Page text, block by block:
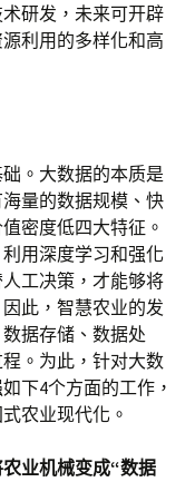
研发，未来可开辟
利用的多样化和高
。大数据的本质是
量的数据规模、快
密度低四大特征。
用深度学习和强化
工决策，才能够将
此，智慧农业的发
据存储、数据处
。为此，针对大数
下4个方面的工作，
农业现代化。
业机械变成“数据